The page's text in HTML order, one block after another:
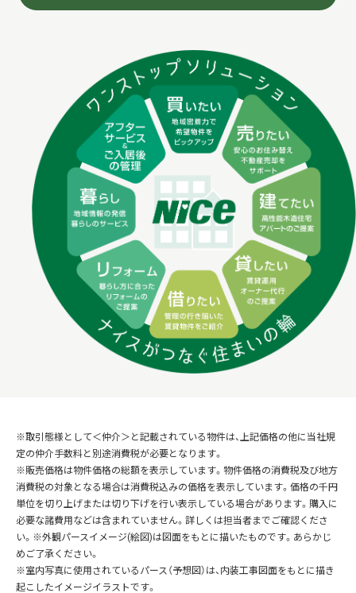
※取引態様として＜仲介＞と記載されている物件は、上記価格の他に当社規
定の仲介手数料と別途消費税が必要となります。
※販売価格は物件価格の総額を表示しています。物件価格の消費税及び地方
消費税の対象となる場合は消費税込みの価格を表示しています。価格の千円
単位を切り上げまたは切り下げを行い表示している場合があります。購入に
必要な諸費用などは含まれていません。詳しくは担当者までご確認くださ
い。※外観パースイメージ(絵図)は図面をもとに描いたものです。あらかじ
めご了承ください。
※室内写真に使用されているパース（予想図）は、内装工事図面をもとに描き
起こしたイメージイラストです。